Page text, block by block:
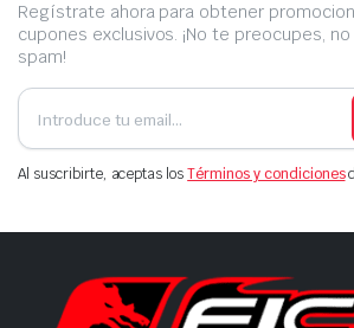
Regístrate ahora para obtener
cupones exclusivos. ¡No te preocupes,
spam!
Al suscribirte, aceptas losTérminos y condiciones